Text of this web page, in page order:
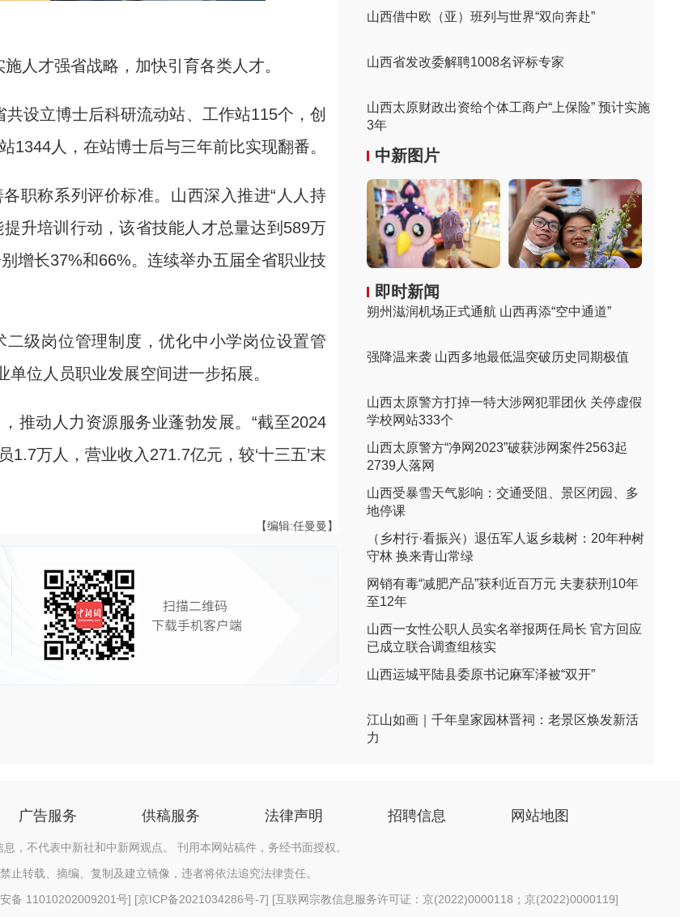
人才强省战略，加快引育各类人才。
设立博士后科研流动站、工作站115个，创
1344人，在站博士后与三年前比实现翻番。
称系列评价标准。山西深入推进“人人持
升培训行动，该省技能人才总量达到589万
增长37%和66%。连续举办五届全省职业技
级岗位管理制度，优化中小学岗位设置管
位人员职业发展空间进一步拓展。
动人力资源服务业蓬勃发展。“截至2024
万人，营业收入271.7亿元，较‘十三五’末
【编辑:任曼曼】
山西借中欧（亚）班列与世界“双向奔赴”
山西省发改委解聘1008名评标专家
山西太原财政出资给个体工商户“上保险” 预计实施
3年
中新图片
即时新闻
朔州滋润机场正式通航 山西再添“空中通道”
强降温来袭 山西多地最低温突破历史同期极值
山西太原警方打掉一特大涉网犯罪团伙 关停虚假
学校网站333个
山西太原警方“净网2023”破获涉网案件2563起
2739人落网
山西受暴雪天气影响：交通受阻、景区闭园、多
地停课
（乡村行·看振兴）退伍军人返乡栽树：20年种树
守林 换来青山常绿
网销有毒“减肥产品”获利近百万元 夫妻获刑10年
至12年
山西一女性公职人员实名举报两任局长 官方回应
已成立联合调查组核实
山西运城平陆县委原书记麻军泽被“双开”
江山如画｜千年皇家园林晋祠：老景区焕发新活
力
广告服务 供稿服务 法律声明 招聘信息 网站地图
，不代表中新社和中新网观点。 刊用本网站稿件，务经书面授权。
止转载、摘编、复制及建立镜像，违者将依法追究法律责任。
备 11010202009201号] [京ICP备2021034286号-7] [互联网宗教信息服务许可证：京(2022)0000118；京(2022)0000119]